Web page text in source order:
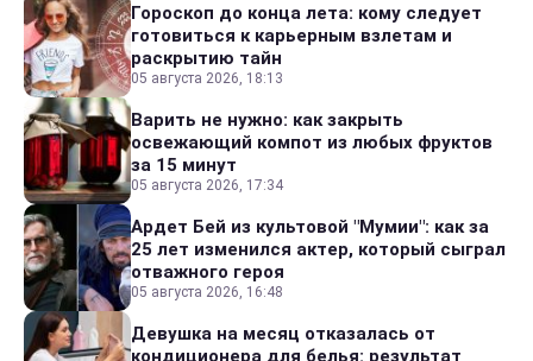
Гороскоп до конца лета: кому следует
готовиться к карьерным взлетам и
раскрытию тайн
05 августа 2026, 18:13
Варить не нужно: как закрыть
освежающий компот из любых фруктов
за 15 минут
05 августа 2026, 17:34
Ардет Бей из культовой "Мумии": как за
25 лет изменился актер, который сыграл
отважного героя
05 августа 2026, 16:48
Девушка на месяц отказалась от
кондиционера для белья: результат